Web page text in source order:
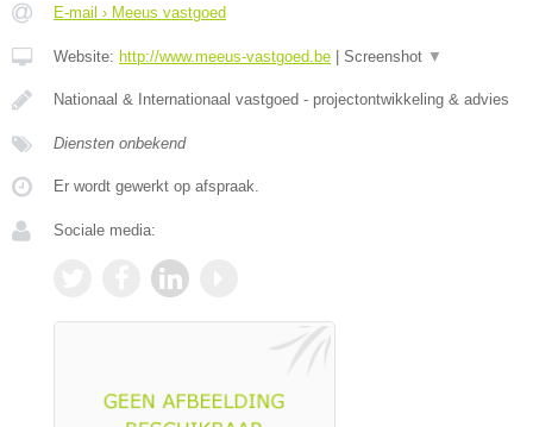
E-mail › Meeus vastgoed
Website: http://www.meeus-vastgoed.be | Screenshot ▼
Nationaal & Internationaal vastgoed - projectontwikkeling & advies
Diensten onbekend
Er wordt gewerkt op afspraak.
Sociale media: